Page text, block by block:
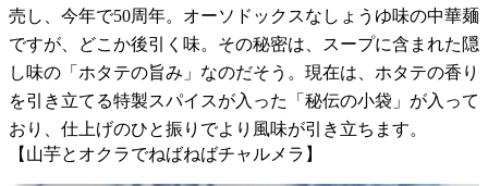
売し、今年で50周年。オーソドックスなしょうゆ味の中華麺
ですが、どこか後引く味。その秘密は、スープに含まれた隠
し味の「ホタテの旨み」なのだそう。現在は、ホタテの香り
を引き立てる特製スパイスが入った「秘伝の小袋」が入って
おり、仕上げのひと振りでより風味が引き立ちます。
【山芋とオクラでねばねばチャルメラ】